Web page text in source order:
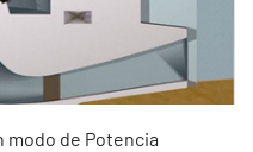
modo de Potencia